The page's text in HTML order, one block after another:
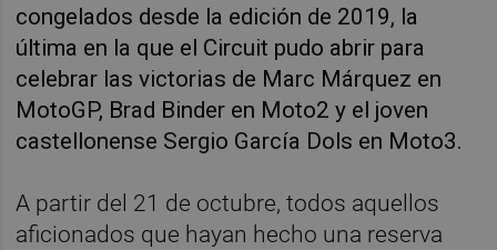
congelados desde la edición de 2019, la
última en la que el Circuit pudo abrir para
celebrar las victorias de Marc Márquez en
MotoGP, Brad Binder en Moto2 y el joven
castellonense Sergio García Dols en Moto3.
A partir del 21 de octubre, todos aquellos
aficionados que hayan hecho una reserva